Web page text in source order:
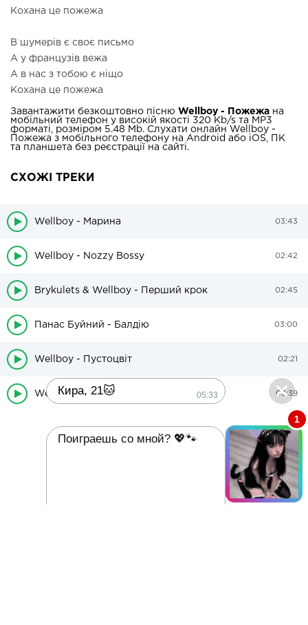
Кохана це пожежа
В шумерів є своє письмо
А у французів вежа
А в нас з тобою є ніщо
Кохана це пожежа
Завантажити безкоштовно пісню Wellboy - Пожежа на
мобільний телефон у високій якості 320 Kb/s та MP3
форматі, розміром 5.48 Mb. Слухати онлайн Wellboy -
Пожежа з мобільного телефону на Android або iOS, ПК
та планшета без реєстрації на сайті.
СХОЖІ ТРЕКИ
Wellboy - Марина 03:43
Wellboy - Nozzy Bossy 02:42
Brykulets & Wellboy - Перший крок 02:45
Панас Буйний - Балдію 03:00
Wellboy - Пустоцвіт 02:21
Wellboy - Ворогів на ножі 03:39
Кира, 21🐱 05:33
Поиграешь со мной? 💖🐾 1